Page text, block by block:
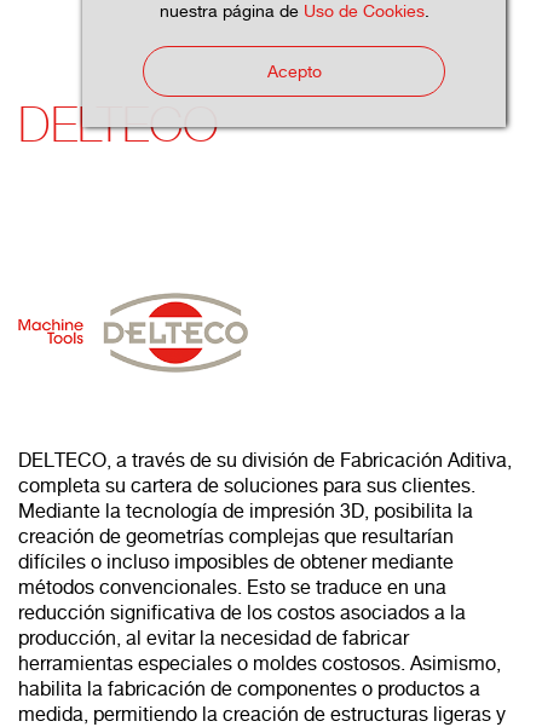
nuestra página de Uso de Cookies.
Acepto
DELTECO
DELTECO, a través de su división de Fabricación Aditiva,
completa su cartera de soluciones para sus clientes.
Mediante la tecnología de impresión 3D, posibilita la
creación de geometrías complejas que resultarían
difíciles o incluso imposibles de obtener mediante
métodos convencionales. Esto se traduce en una
reducción significativa de los costos asociados a la
producción, al evitar la necesidad de fabricar
herramientas especiales o moldes costosos. Asimismo,
habilita la fabricación de componentes o productos a
medida, permitiendo la creación de estructuras ligeras y